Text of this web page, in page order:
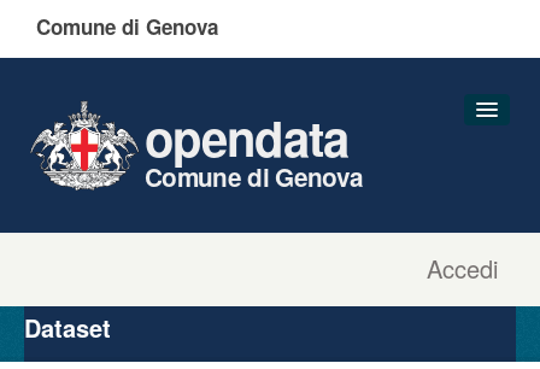
Comune di Genova
Accedi
opendata
Comune di Genova
Organizzazioni
Gruppi
Dataset